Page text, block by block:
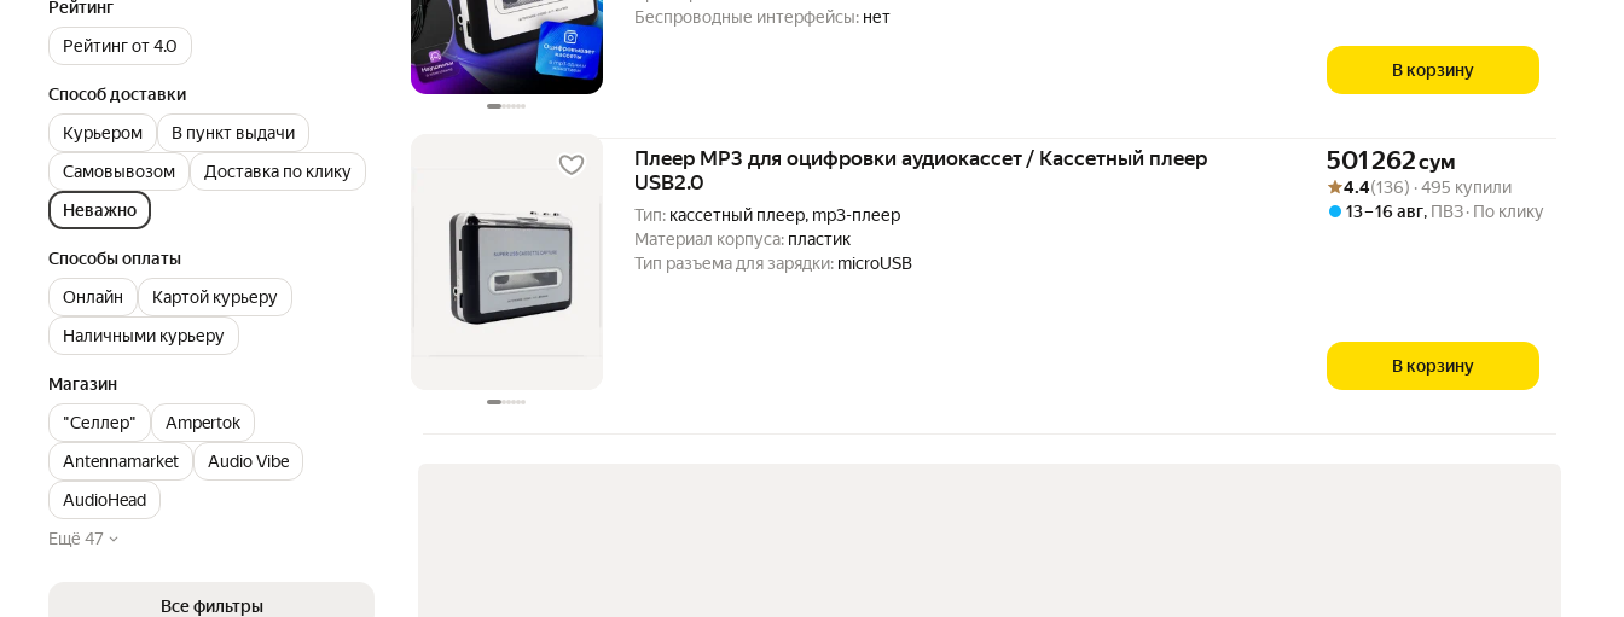
Рейтинг
Рейтинг от 4.0
Способ доставки
Курьером
В пункт выдачи
Самовывозом
Доставка по клику
Неважно
Способы оплаты
Онлайн
Картой курьеру
Наличными курьеру
Магазин
"Селлер"
Ampertok
Antennamarket
Audio Vibe
AudioHead
Ещё 47
Все фильтры
Беспроводные интерфейсы: нет
В корзину
Плеер MP3 для оцифровки аудиокассет / Кассетный плеер
USB2.0
Тип: кассетный плеер, mp3-плеер
Материал корпуса: пластик
Тип разъема для зарядки: microUSB
Цена 501262 сум вместо
501 262сум
Рейтинг товара: 4.4 из 5
Оценок: (136) · 495 купили
4.4(136) · 495 купили
13 – 16 авг, ПВЗ По клику
В корзину